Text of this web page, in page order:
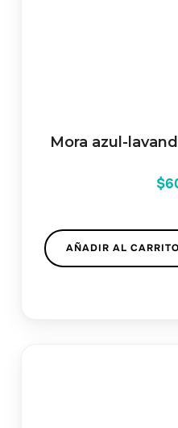
Mora azul-
$
AÑADIR AL CARRITO